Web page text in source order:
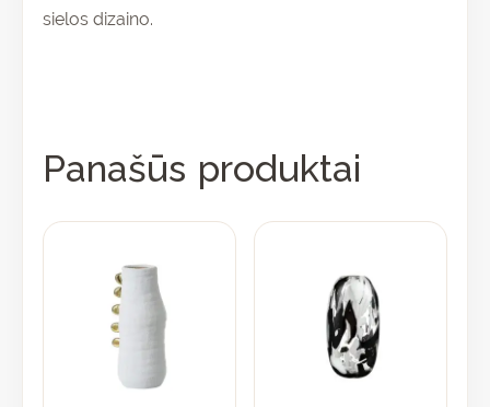
sielos dizaino.
Panašūs produktai